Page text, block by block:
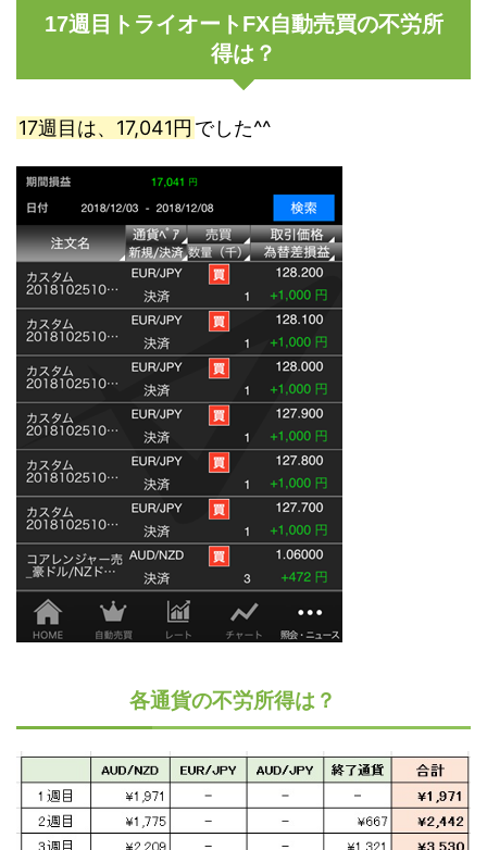
17週目トライオートFX自動売買の不労所
得は？
17週目は、17,041円 でした^^
各通貨の不労所得は？